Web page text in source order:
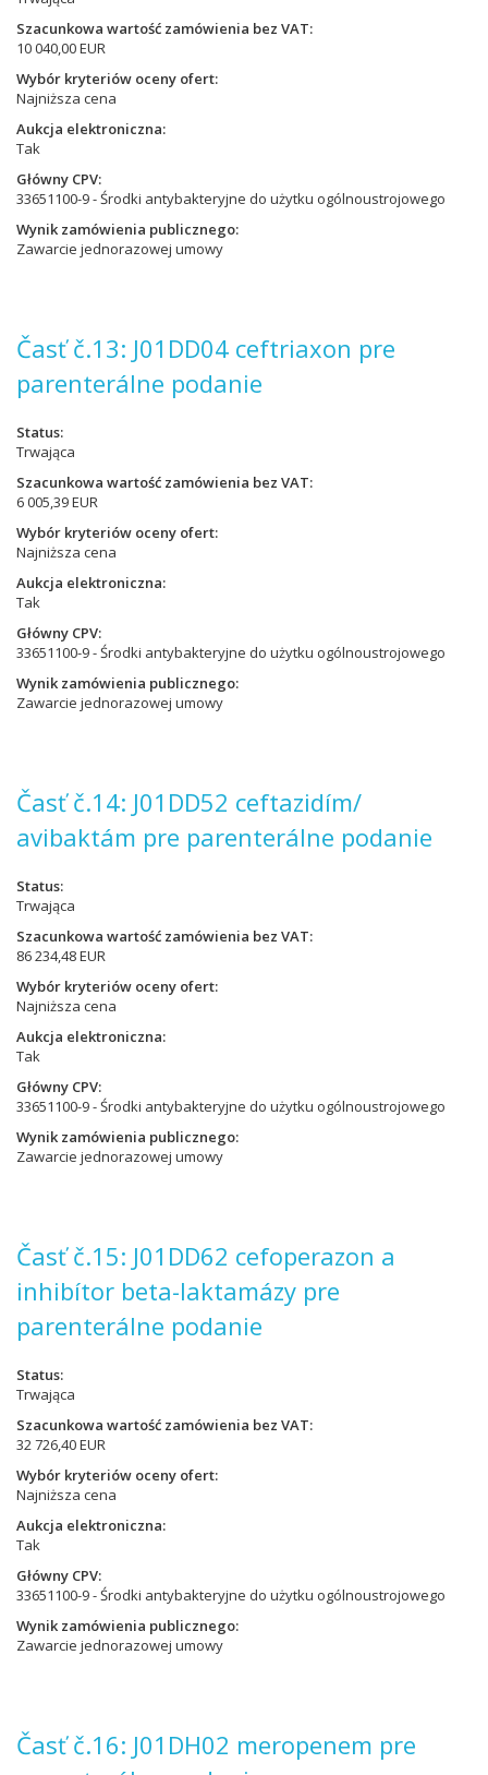
Szacunkowa wartość zamówienia bez VAT
10 040,00 EUR
Wybór kryteriów oceny ofert
Najniższa cena
Aukcja elektroniczna
Tak
Główny CPV
33651100-9 - Środki antybakteryjne do użytku ogólnoustrojowego
Wynik zamówienia publicznego
Zawarcie jednorazowej umowy
Časť č.13: J01DD04 ceftriaxon pre
parenterálne podanie
Status
Trwająca
Szacunkowa wartość zamówienia bez VAT
6 005,39 EUR
Wybór kryteriów oceny ofert
Najniższa cena
Aukcja elektroniczna
Tak
Główny CPV
33651100-9 - Środki antybakteryjne do użytku ogólnoustrojowego
Wynik zamówienia publicznego
Zawarcie jednorazowej umowy
Časť č.14: J01DD52 ceftazidím/
avibaktám pre parenterálne podanie
Status
Trwająca
Szacunkowa wartość zamówienia bez VAT
86 234,48 EUR
Wybór kryteriów oceny ofert
Najniższa cena
Aukcja elektroniczna
Tak
Główny CPV
33651100-9 - Środki antybakteryjne do użytku ogólnoustrojowego
Wynik zamówienia publicznego
Zawarcie jednorazowej umowy
Časť č.15: J01DD62 cefoperazon a
inhibítor beta-laktamázy pre
parenterálne podanie
Status
Trwająca
Szacunkowa wartość zamówienia bez VAT
32 726,40 EUR
Wybór kryteriów oceny ofert
Najniższa cena
Aukcja elektroniczna
Tak
Główny CPV
33651100-9 - Środki antybakteryjne do użytku ogólnoustrojowego
Wynik zamówienia publicznego
Zawarcie jednorazowej umowy
Časť č.16: J01DH02 meropenem pre